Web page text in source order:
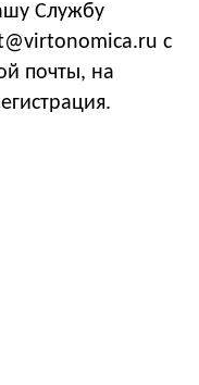
Службу
c
почты, на